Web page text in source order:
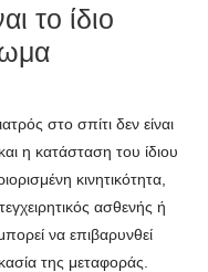
το ίδιο
στο σπίτι δεν είναι
η κατάσταση του ίδιου
κινητικότητα,
ασθενής ή
να επιβαρυνθεί
της μεταφοράς.